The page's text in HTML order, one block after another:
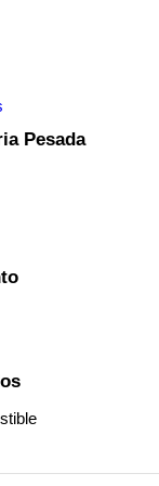
Pesada